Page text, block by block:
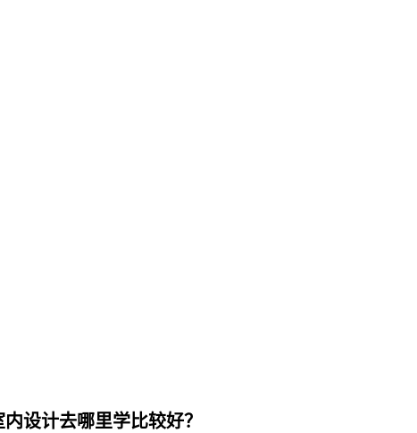
设计去哪里学比较好？